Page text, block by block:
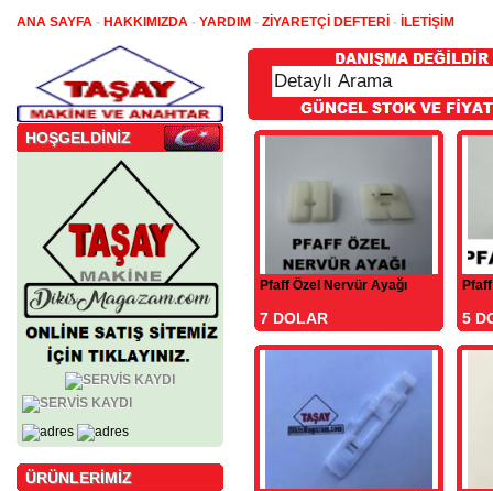
ANA SAYFA - HAKKIMIZDA - YARDIM - ZİYARETÇİ DEFTERİ - İLETİŞİM
HOŞGELDİNİZ
ÜRÜNLERİMİZ
Pfaff Özel Nervür Ayağı
7 DOLAR 5